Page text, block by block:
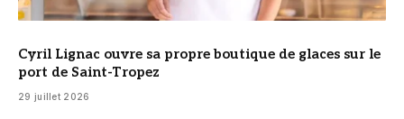
Cyril Lignac ouvre sa propre boutique de glaces sur le
port de Saint-Tropez
29 juillet 2026